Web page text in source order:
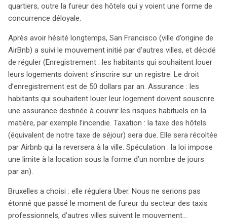
quartiers, outre la fureur des hôtels qui y voient une forme de
concurrence déloyale.
Après avoir hésité longtemps, San Francisco (ville d’origine de
AirBnb) a suivi le mouvement initié par d’autres villes, et décidé
de réguler (Enregistrement : les habitants qui souhaitent louer
leurs logements doivent s’inscrire sur un registre. Le droit
d’enregistrement est de 50 dollars par an. Assurance : les
habitants qui souhaitent louer leur logement doivent souscrire
une assurance destinée à couvrir les risques habituels en la
matière, par exemple l’incendie. Taxation : la taxe des hôtels
(équivalent de notre taxe de séjour) sera due. Elle sera récoltée
par Airbnb qui la reversera à la ville. Spéculation : la loi impose
une limite à la location sous la forme d’un nombre de jours
par an).
Bruxelles a choisi : elle régulera Uber. Nous ne serions pas
étonné que passé le moment de fureur du secteur des taxis
professionnels, d’autres villes suivent le mouvement…